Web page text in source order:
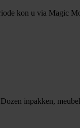
kon u via Magic
inpakken,